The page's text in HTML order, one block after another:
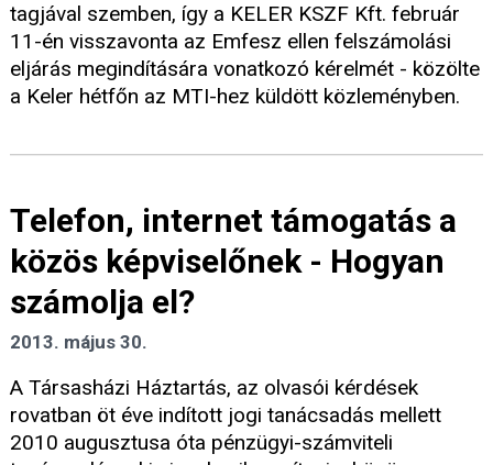
tagjával szemben, így a KELER KSZF Kft. február
11-én visszavonta az Emfesz ellen felszámolási
eljárás megindítására vonatkozó kérelmét - közölte
a Keler hétfőn az MTI-hez küldött közleményben.
Telefon, internet támogatás a
közös képviselőnek - Hogyan
számolja el?
2013. május 30.
A Társasházi Háztartás, az olvasói kérdések
rovatban öt éve indított jogi tanácsadás mellett
2010 augusztusa óta pénzügyi-számviteli